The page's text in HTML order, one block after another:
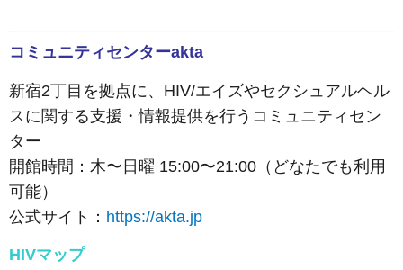
コミュニティセンターakta
新宿2丁目を拠点に、HIV/エイズやセクシュアルヘル
スに関する支援・情報提供を行うコミュニティセン
ター
開館時間：木〜日曜 15:00〜21:00（どなたでも利用
可能）
公式サイト： https://akta.jp
HIVマップ